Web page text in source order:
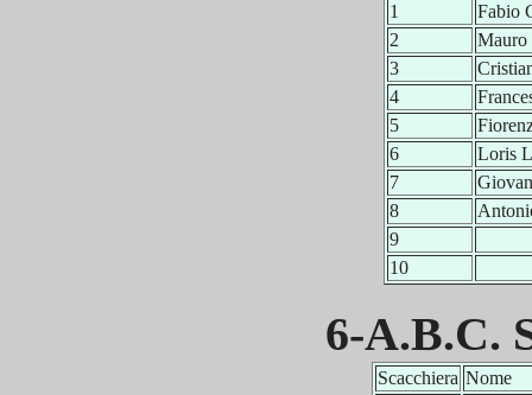
1
Fabio
2
3
4
5
6
Loris
7
8
9
10
6-A.B.C.
Scacchiera Nome